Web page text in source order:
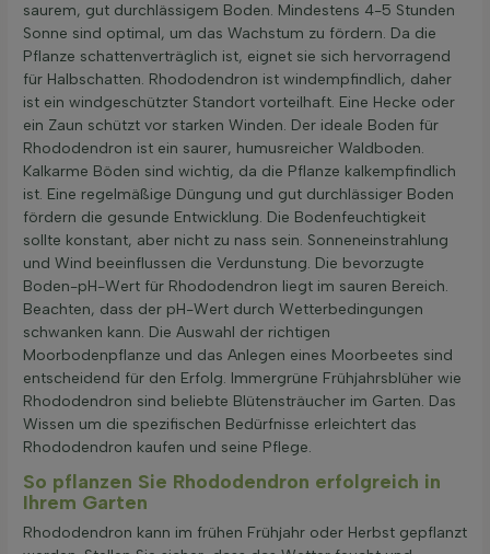
saurem, gut durchlässigem Boden. Mindestens 4-5 Stunden
Sonne sind optimal, um das Wachstum zu fördern. Da die
Pflanze schattenverträglich ist, eignet sie sich hervorragend
für Halbschatten. Rhododendron ist windempfindlich, daher
ist ein windgeschützter Standort vorteilhaft. Eine Hecke oder
ein Zaun schützt vor starken Winden. Der ideale Boden für
Rhododendron ist ein saurer, humusreicher Waldboden.
Kalkarme Böden sind wichtig, da die Pflanze kalkempfindlich
ist. Eine regelmäßige Düngung und gut durchlässiger Boden
fördern die gesunde Entwicklung. Die Bodenfeuchtigkeit
sollte konstant, aber nicht zu nass sein. Sonneneinstrahlung
und Wind beeinflussen die Verdunstung. Die bevorzugte
Boden-pH-Wert für Rhododendron liegt im sauren Bereich.
Beachten, dass der pH-Wert durch Wetterbedingungen
schwanken kann. Die Auswahl der richtigen
Moorbodenpflanze und das Anlegen eines Moorbeetes sind
entscheidend für den Erfolg. Immergrüne Frühjahrsblüher wie
Rhododendron sind beliebte Blütensträucher im Garten. Das
Wissen um die spezifischen Bedürfnisse erleichtert das
Rhododendron kaufen und seine Pflege.
So pflanzen Sie Rhododendron erfolgreich in
Ihrem Garten
Rhododendron kann im frühen Frühjahr oder Herbst gepflanzt